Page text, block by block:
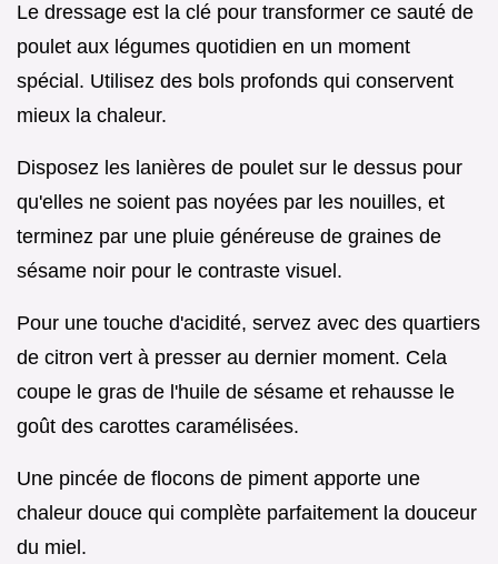
Le dressage est la clé pour transformer ce sauté de
poulet aux légumes quotidien en un moment
spécial. Utilisez des bols profonds qui conservent
mieux la chaleur.
Disposez les lanières de poulet sur le dessus pour
qu'elles ne soient pas noyées par les nouilles, et
terminez par une pluie généreuse de graines de
sésame noir pour le contraste visuel.
Pour une touche d'acidité, servez avec des quartiers
de citron vert à presser au dernier moment. Cela
coupe le gras de l'huile de sésame et rehausse le
goût des carottes caramélisées.
Une pincée de flocons de piment apporte une
chaleur douce qui complète parfaitement la douceur
du miel.